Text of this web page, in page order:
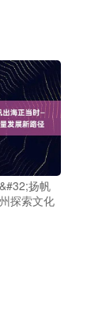
扬帆
探索文化